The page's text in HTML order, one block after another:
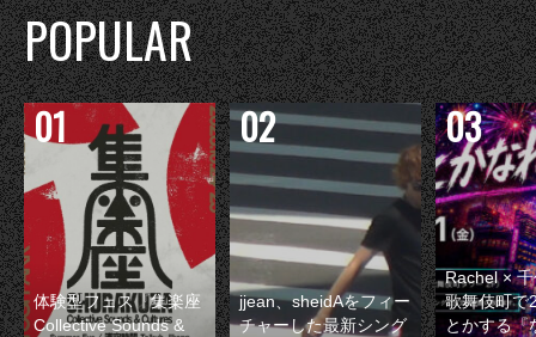
POPULAR
体験型フェス『集楽座
Collective Sounds &
jjean、sheidAをフィー
チャーした最新シング
Rachel ×
歌舞伎町で
とかする『